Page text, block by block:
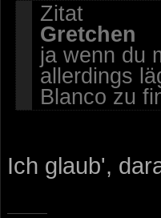
Zitat
Gretchen
ja wenn du
allerdings
Blanco zu
Ich glaub',